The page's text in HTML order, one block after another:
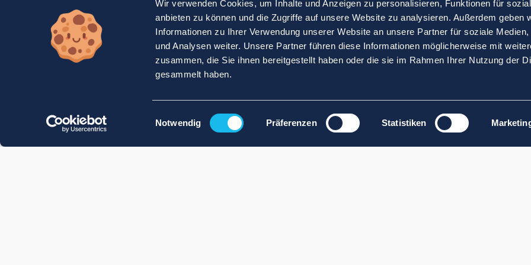
Wir verwenden Cookies, um Inhalte und Anzeigen zu personalisieren, Funktionen für
anbieten zu können und die Zugriffe auf unsere Website zu analysieren. Außerdem geben
Informationen zu Ihrer Verwendung unserer Website an unsere Partner für soziale Medien,
und Analysen weiter. Unsere Partner führen diese Informationen möglicherweise mit
zusammen, die Sie ihnen bereitgestellt haben oder die sie im Rahmen Ihrer Nutzung der
gesammelt haben.
Einwilligungsauswahl
Notwendig Präferenzen Statistiken